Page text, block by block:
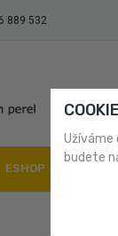
889 532
ESHOP
Užíváme
budete